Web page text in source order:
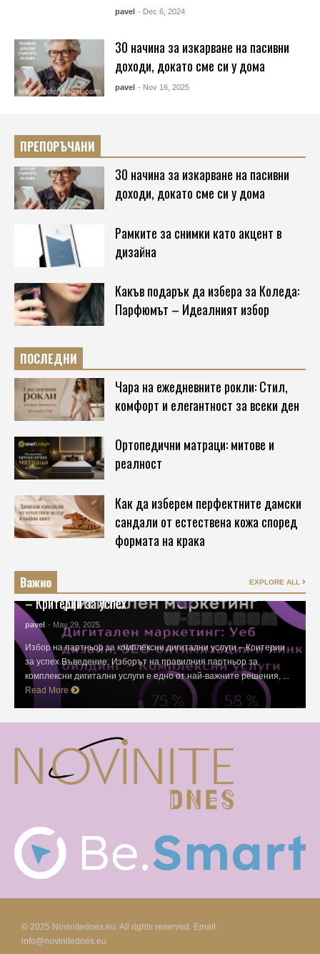
pavel - Dec 6, 2024
30 начина за изкарване на пасивни
доходи, докато сме си у дома
pavel - Nov 16, 2025
ПРЕПОРЪЧАНИ
30 начина за изкарване на пасивни
доходи, докато сме си у дома
Рамките за снимки като акцент в
дизайна
Какъв подарък да избера за Коледа:
Парфюмът – Идеалният избор
ПОСЛЕДНИ
Чара на ежедневните рокли: Стил,
комфорт и елегантност за всеки ден
Ортопедични матраци: митове и
реалност
Как да изберем перфектните дамски
сандали от естествена кожа според
формата на крака
Важно EXPLORE ALL
Избор на партньор за комплексни дигитални услуги
– Критерии за успех
pavel - May 29, 2025
Избор на партньор за комплексни дигитални услуги – Критерии
за успех Въведение: Изборът на правилния партньор за
комплексни дигитални услуги е едно от най-важните решения, ...
Read More
© 2025 Novinitednes.eu. All rights reserved. Email:
info@novinitednes.eu